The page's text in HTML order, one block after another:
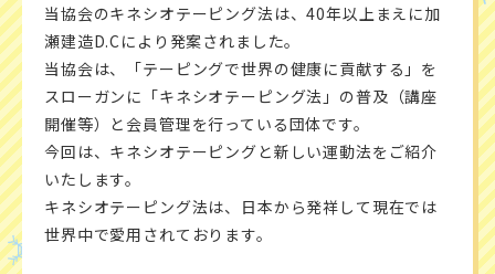
当協会のキネシオテーピング法は、40年以上まえに加
瀬建造D.Cにより発案されました。
当協会は、「テーピングで世界の健康に貢献する」を
スローガンに「キネシオテーピング法」の普及（講座
開催等）と会員管理を行っている団体です。
今回は、キネシオテーピングと新しい運動法をご紹介
いたします。
キネシオテーピング法は、日本から発祥して現在では
世界中で愛用されております。